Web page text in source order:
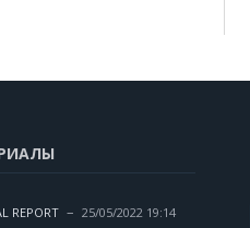
REPORT
25/05/2022 19:14